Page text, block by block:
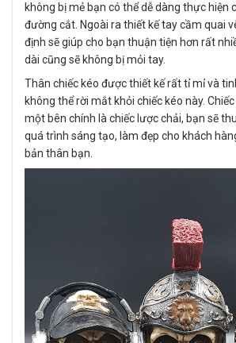
không bị mẻ bạn có thể dễ dàng thực hiện
đường cắt. Ngoài ra thiết kế tay cầm quai
định sẽ giúp cho bạn thuận tiện hơn rất
dài cũng sẽ không bị mỏi tay.
Thân chiếc kéo được thiết kế rất tỉ mỉ và
không thể rời mắt khỏi chiếc kéo này.
một bên chính là chiếc lược chải, bạn sẽ
quá trình sáng tạo, làm đẹp cho khách
bản thân bạn.